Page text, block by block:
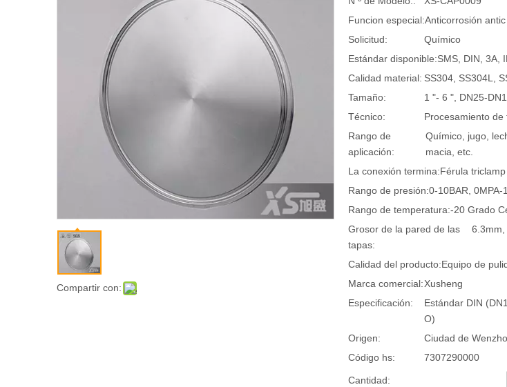
Compartir con:
Funcion especial:Anticorrosión antic
Solicitud:
Químico
Estándar disponible:SMS, DIN, 3A,
Calidad material: SS304, SS304L,
Tamaño:
1 "- 6 ", DN25-
Técnico:
Procesamiento de
Rango de
aplicación:
Químico, jugo,
macia, etc.
La conexión termina:Férula triclamp
Rango de presión:0-10BAR, 0MPA-
Rango de temperatura:-20 Grado
Grosor de la pared de las
tapas:
6.3mm,
Calidad del producto:Equipo de
Marca comercial:Xusheng
Especificación:
Estándar DIN
O)
Origen:
Ciudad de
Código hs:
7307290000
Cantidad: